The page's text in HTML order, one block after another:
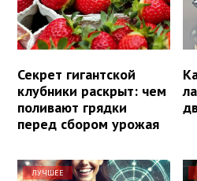
Секрет гигантской
клубники раскрыт: чем
поливают грядки
перед сбором урожая
ЛУЧШЕЕ